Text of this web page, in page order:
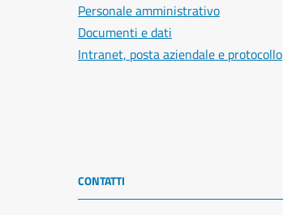
Personale amministrativo
Documenti e dati
Intranet, posta aziendale e protocollo
CONTATTI